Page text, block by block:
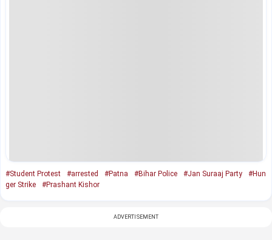
#Student Protest #arrested #Patna #Bihar Police #Jan Suraaj Party
#Hun
ger Strike
#Prashant Kishor
ADVERTISEMENT